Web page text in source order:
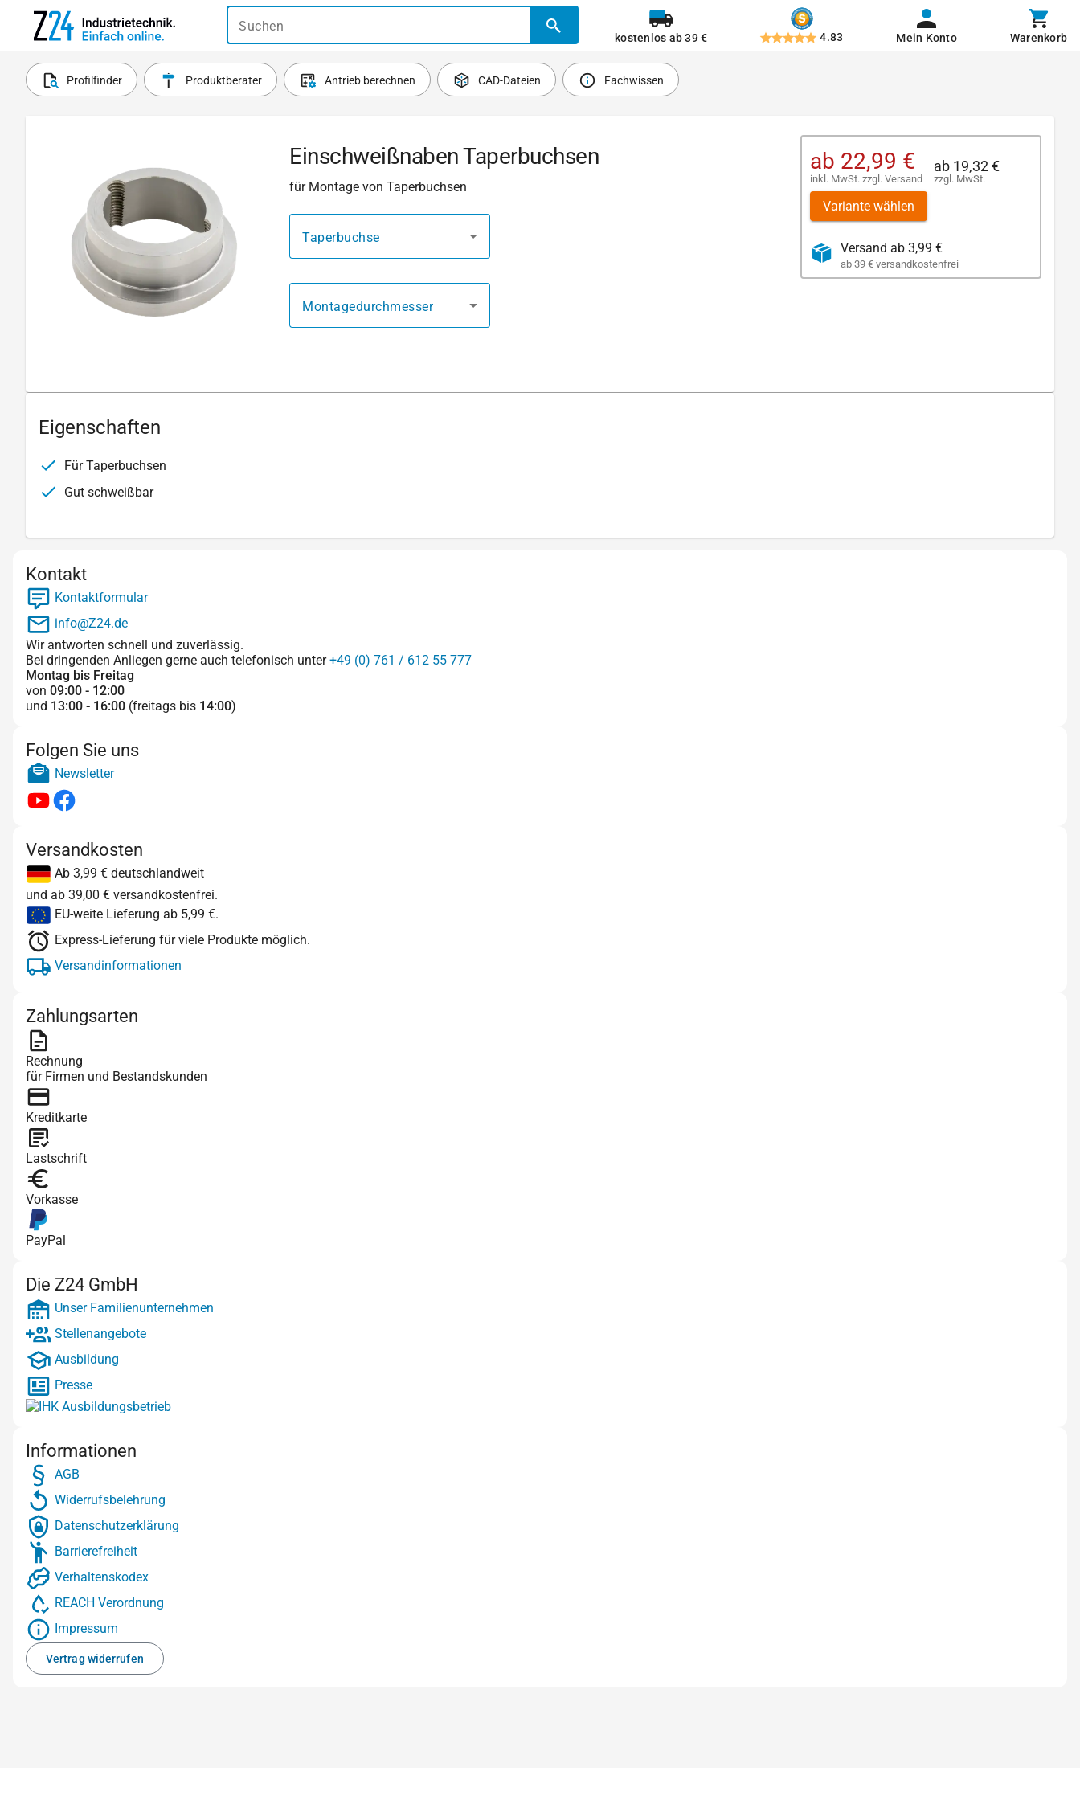
Suchen
kostenlos ab 39 € 4.83 Mein Konto Warenkorb
Profilfinder Produktberater Antrieb berechnen CAD-Dateien Fachwissen
Einschweißnaben Taperbuchsen
für Montage von Taperbuchsen
Taperbuchse
Montagedurchmesser
ab 22,99 €
inkl. MwSt. zzgl. Versand
ab 19,32 €
zzgl. MwSt.
Variante wählen
Versand ab 3,99 €
ab 39 € versandkostenfrei
Eigenschaften
Für Taperbuchsen
Gut schweißbar
Kontakt
Kontaktformular
info@Z24.de
Wir antworten schnell und zuverlässig.
Bei dringenden Anliegen gerne auch telefonisch unter+49 (0) 761 / 612 55 777
Montag bis Freitag
von 09:00 - 12:00
und 13:00 - 16:00 (freitags bis 14:00)
Folgen Sie uns
Newsletter
Versandkosten
Ab 3,99 € deutschlandweit
und ab 39,00 € versandkostenfrei.
EU-weite Lieferung ab 5,99 €.
Express-Lieferung für viele Produkte möglich.
Versandinformationen
Zahlungsarten
Rechnung
für Firmen und Bestandskunden
Kreditkarte
Lastschrift
Vorkasse
PayPal
Die Z24 GmbH
Unser Familienunternehmen
Stellenangebote
Ausbildung
Presse
Informationen
AGB
Widerrufsbelehrung
Datenschutzerklärung
Barrierefreiheit
Verhaltenskodex
REACH Verordnung
Impressum
Vertrag widerrufen